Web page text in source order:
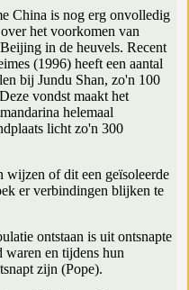
China is nog erg onvolledig
het voorkomen van
in de heuvels. Recent
(1996) heeft een aantal
bij Jundu Shan, zo'n 100
vondst maakt het
helemaal
licht zo'n 300
wijzen of dit een geïsoleerde
er verbindingen blijken te
ontstaan is uit ontsnapte
waren en tijdens hun
zijn (Pope).